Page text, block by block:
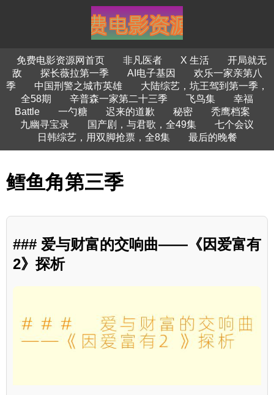
免费电影资源网首页 非凡医者 X 生活
开局就无
敌
探长薇拉第一季 AI电子基因
欢乐一家亲第八
季
中国刑警之城市英雄
大陆综艺，坑王驾到第一季，
全58期
辛普森一家第二十三季 飞鸟集
幸福
Battle
一勺糖 迟来的道歉 秘密
秃鹰档案
九幽寻宝录
国产剧，与君歌，全49集
七个会议
日韩综艺，用双脚抢票，全8集
最后的晚餐
鳕鱼角第三季
### 爱与财富的交响曲——《因爱富有
2》探析